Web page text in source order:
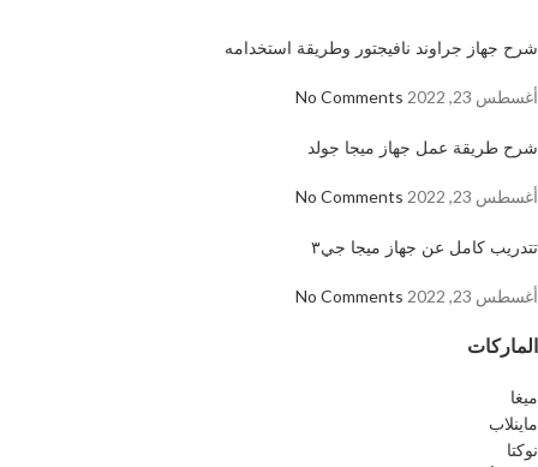
شرح جهاز جراوند نافيجتور وطريقة استخدامه
أغسطس 23, 2022 No Comments
شرح طريقة عمل جهاز ميجا جولد
أغسطس 23, 2022 No Comments
تتدريب كامل عن جهاز ميجا جي٣
أغسطس 23, 2022 No Comments
الماركات
ميغا
ماينلاب
نوكتا